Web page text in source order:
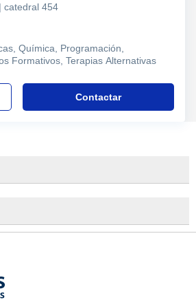
catedral 454
Química, Programación,
Formativos, Terapias Alternativas
Contactar